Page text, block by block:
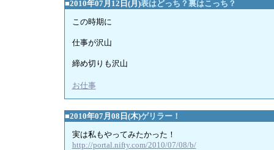
■2010年07月12日(月)表はどっち？裏はこっち？
この時期に
仕事が沢山
締め切りも沢山
お仕事
■2010年07月08日(木)ゲリラー！
実は私もやってみたかった！
http://portal.nifty.com/2010/07/08/b/